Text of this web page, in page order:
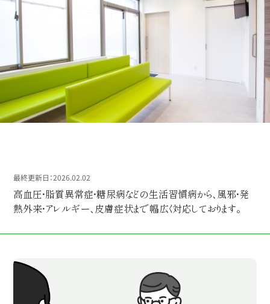
各疾患の説明
診療時間・アクセス
トピックス
最終更新日：2026.02.02
高血圧・脂質異常症・糖尿病などの生活習慣病から、風邪・発
熱外来・アレルギー、皮膚症状まで幅広く対応しております。